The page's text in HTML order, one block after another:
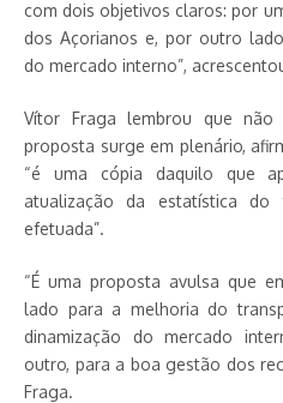
com dois objetivos claros: por
dos Açorianos e, por outro
do mercado interno”,
Vítor Fraga lembrou que
proposta surge em plenário,
“é uma cópia daquilo que
atualização da estatística
efetuada”.
“É uma proposta avulsa que
lado para a melhoria do
dinamização do mercado
outro, para a boa gestão dos
Fraga.